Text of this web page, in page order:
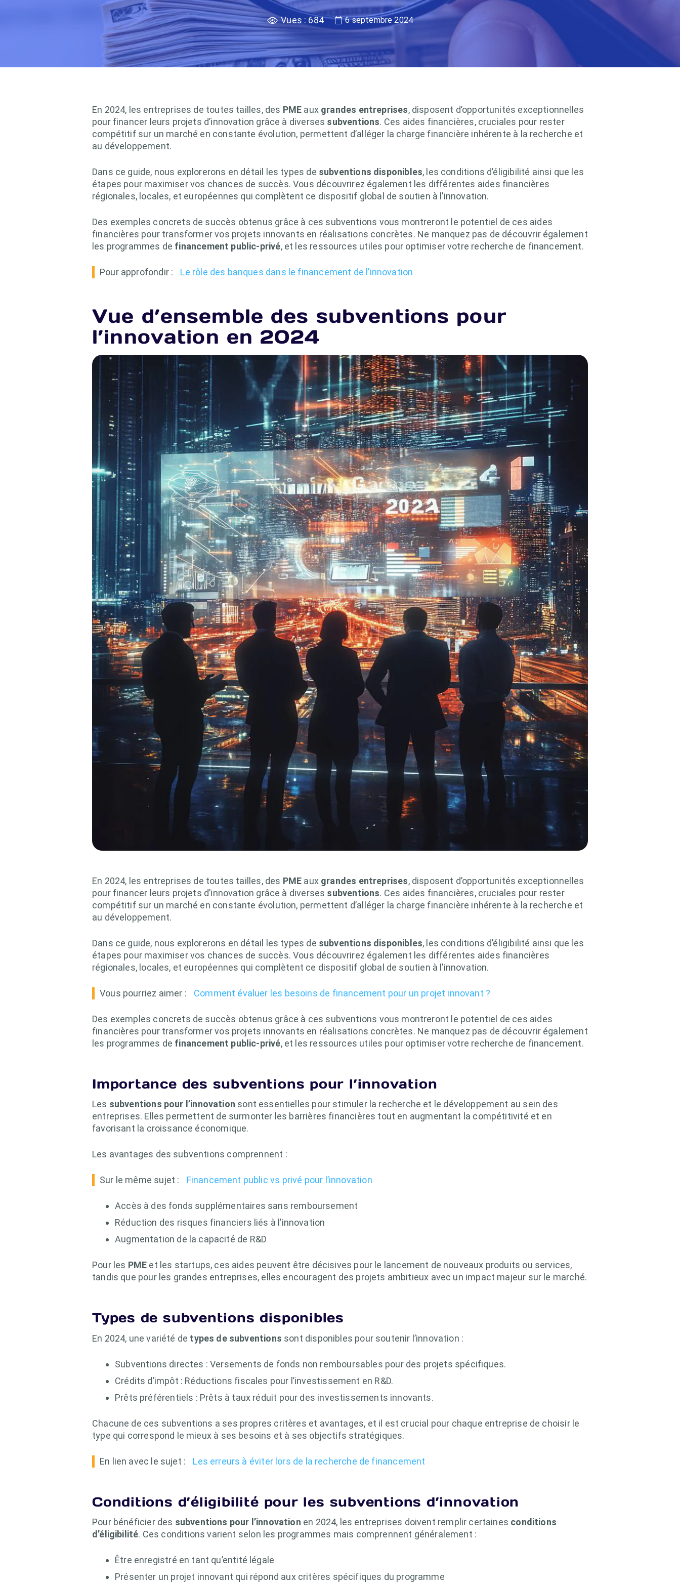
Vues : 684 6 septembre 2024
En 2024, les entreprises de toutes tailles, des PME aux grandes entreprises, disposent d’opportunités exceptionnelles
pour financer leurs projets d’innovation grâce à diverses subventions. Ces aides financières, cruciales pour rester
compétitif sur un marché en constante évolution, permettent d’alléger la charge financière inhérente à la recherche et
au développement.
Dans ce guide, nous explorerons en détail les types de subventions disponibles, les conditions d’éligibilité ainsi que les
étapes pour maximiser vos chances de succès. Vous découvrirez également les différentes aides financières
régionales, locales, et européennes qui complètent ce dispositif global de soutien à l’innovation.
Des exemples concrets de succès obtenus grâce à ces subventions vous montreront le potentiel de ces aides
financières pour transformer vos projets innovants en réalisations concrètes. Ne manquez pas de découvrir également
les programmes de financement public-privé, et les ressources utiles pour optimiser votre recherche de financement.
Pour approfondir : Le rôle des banques dans le financement de l’innovation
Vue d’ensemble des subventions pour
l’innovation en 2024
En 2024, les entreprises de toutes tailles, des PME aux grandes entreprises, disposent d’opportunités exceptionnelles
pour financer leurs projets d’innovation grâce à diverses subventions. Ces aides financières, cruciales pour rester
compétitif sur un marché en constante évolution, permettent d’alléger la charge financière inhérente à la recherche et
au développement.
Dans ce guide, nous explorerons en détail les types de subventions disponibles, les conditions d’éligibilité ainsi que les
étapes pour maximiser vos chances de succès. Vous découvrirez également les différentes aides financières
régionales, locales, et européennes qui complètent ce dispositif global de soutien à l’innovation.
Vous pourriez aimer : Comment évaluer les besoins de financement pour un projet innovant ?
Des exemples concrets de succès obtenus grâce à ces subventions vous montreront le potentiel de ces aides
financières pour transformer vos projets innovants en réalisations concrètes. Ne manquez pas de découvrir également
les programmes de financement public-privé, et les ressources utiles pour optimiser votre recherche de financement.
Importance des subventions pour l’innovation
Les subventions pour l’innovation sont essentielles pour stimuler la recherche et le développement au sein des
entreprises. Elles permettent de surmonter les barrières financières tout en augmentant la compétitivité et en
favorisant la croissance économique.
Les avantages des subventions comprennent :
Sur le même sujet : Financement public vs privé pour l’innovation
Accès à des fonds supplémentaires sans remboursement
Réduction des risques financiers liés à l’innovation
Augmentation de la capacité de R&D
Pour les PME et les startups, ces aides peuvent être décisives pour le lancement de nouveaux produits ou services,
tandis que pour les grandes entreprises, elles encouragent des projets ambitieux avec un impact majeur sur le marché.
Types de subventions disponibles
En 2024, une variété de types de subventions sont disponibles pour soutenir l’innovation :
Subventions directes : Versements de fonds non remboursables pour des projets spécifiques.
Crédits d’impôt : Réductions fiscales pour l’investissement en R&D.
Prêts préférentiels : Prêts à taux réduit pour des investissements innovants.
Chacune de ces subventions a ses propres critères et avantages, et il est crucial pour chaque entreprise de choisir le
type qui correspond le mieux à ses besoins et à ses objectifs stratégiques.
En lien avec le sujet : Les erreurs à éviter lors de la recherche de financement
Conditions d’éligibilité pour les subventions d’innovation
Pour bénéficier des subventions pour l’innovation en 2024, les entreprises doivent remplir certaines conditions
d’éligibilité. Ces conditions varient selon les programmes mais comprennent généralement :
Être enregistré en tant qu’entité légale
Présenter un projet innovant qui répond aux critères spécifiques du programme